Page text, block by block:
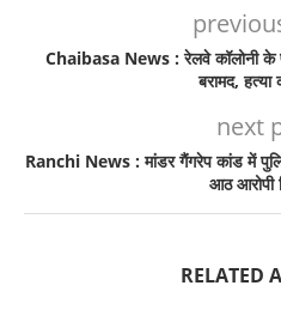
Chaibasa News : रेलवे कॉलोनी के
बरामद,
next
Ranchi News : मांडर गैंगरेप कांड में पुलिस
आठ आरोपी
RELATED